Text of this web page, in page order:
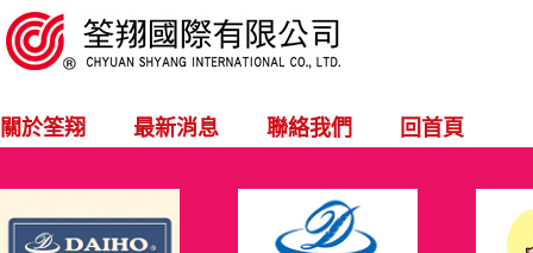
關於筌翔 最新消息 聯絡我們 回首頁